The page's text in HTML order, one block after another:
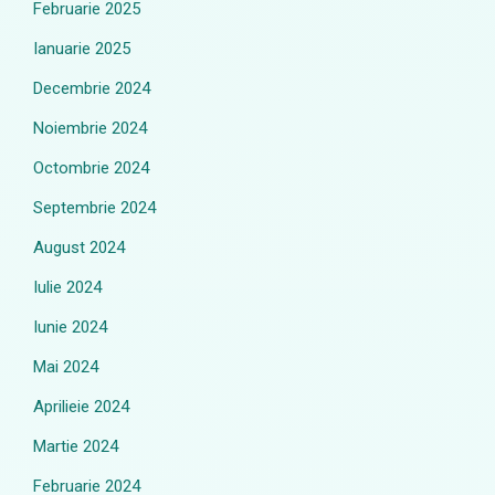
Februarie 2025
Ianuarie 2025
Decembrie 2024
Noiembrie 2024
Octombrie 2024
Septembrie 2024
August 2024
Iulie 2024
Iunie 2024
Mai 2024
Aprilieie 2024
Martie 2024
Februarie 2024